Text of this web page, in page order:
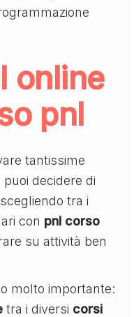
online
pnl
tantissime
decidere di
tra i
con pnl corso
su attività ben
molto importante:
tra i diversi corsi